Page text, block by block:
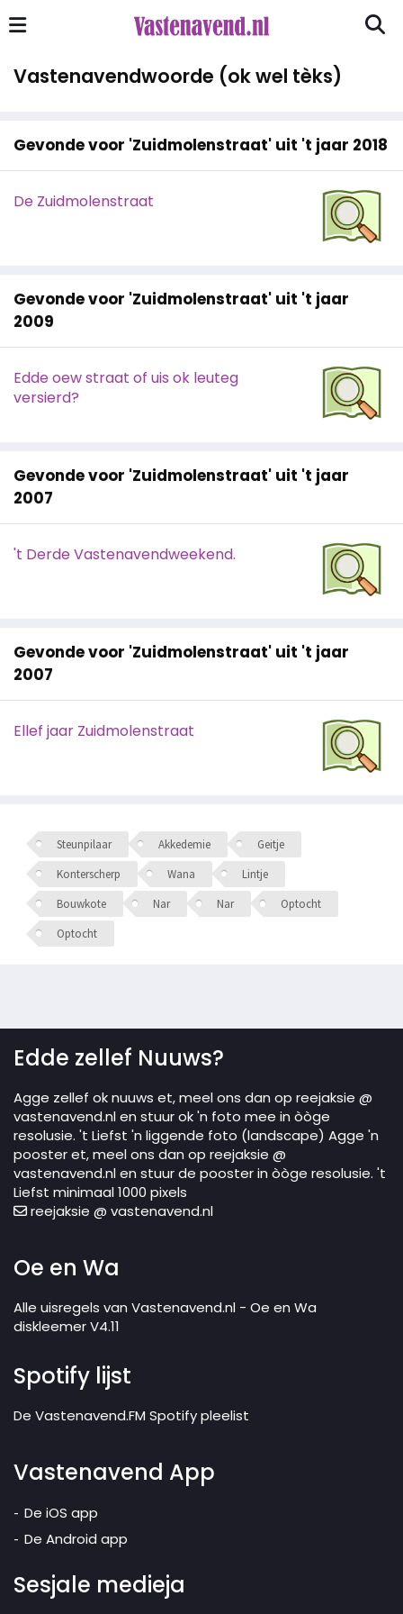
Vastenavendwoorde (ok wel tèks)
Gevonde voor 'Zuidmolenstraat' uit 't jaar 2018
De Zuidmolenstraat
Gevonde voor 'Zuidmolenstraat' uit 't jaar
2009
Edde oew straat of uis ok leuteg
versierd?
Gevonde voor 'Zuidmolenstraat' uit 't jaar
2007
't Derde Vastenavendweekend.
Gevonde voor 'Zuidmolenstraat' uit 't jaar
2007
Ellef jaar Zuidmolenstraat
Steunpilaar Akkedemie
Geitje
Konterscherp
Wana
Lintje
Bouwkote
Nar Nar
Optocht
Optocht
Edde zellef Nuuws?
Agge zellef ok nuuws et, meel ons dan op reejaksie @
vastenavend.nl en stuur ok 'n foto mee in òòge
resolusie. 't Liefst 'n liggende foto (landscape) Agge 'n
pooster et, meel ons dan op reejaksie @
vastenavend.nl en stuur de pooster in òòge resolusie. 't
Liefst minimaal 1000 pixels
reejaksie @ vastenavend.nl
Oe en Wa
Alle uisregels van Vastenavend.nl - Oe en Wa
diskleemer V4.11
Spotify lijst
De Vastenavend.FM Spotify pleelist
Vastenavend App
De iOS app
De Android app
Sesjale medieja